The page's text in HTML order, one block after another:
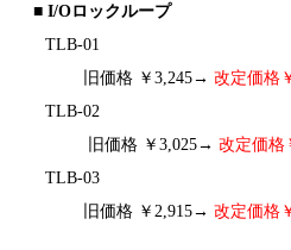
■ I/Oロックループ
TLB-01
旧価格 ￥3,245→ 改定価格
TLB-02
旧価格 ￥3,025→ 改定価格
TLB-03
旧価格 ￥2,915→ 改定価格